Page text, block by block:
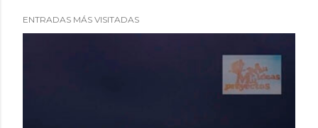
ENTRADAS MÁS VISITADAS